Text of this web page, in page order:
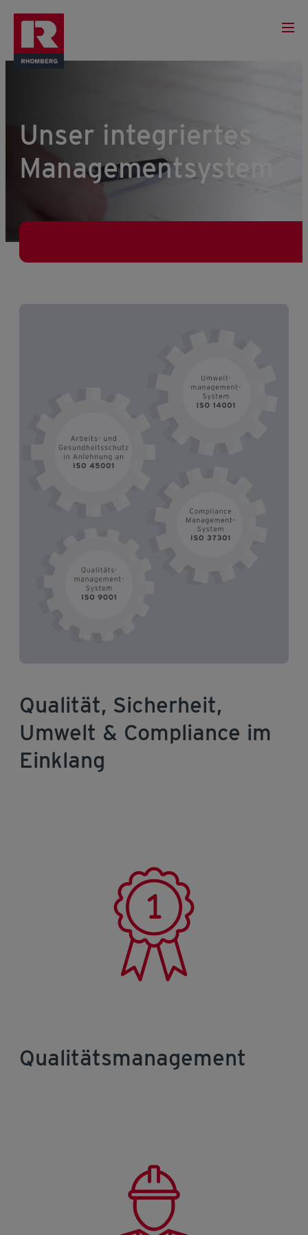
Unser integriertes
Managementsystem
Qualität, Sicherheit,
Umwelt & Compliance im
Einklang
Qualitätsmanagement